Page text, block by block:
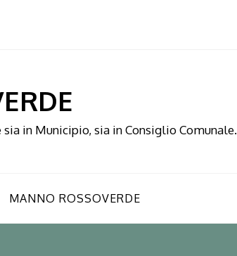
in Municipio, sia in Consiglio Comunale.
MANNO ROSSOVERDE